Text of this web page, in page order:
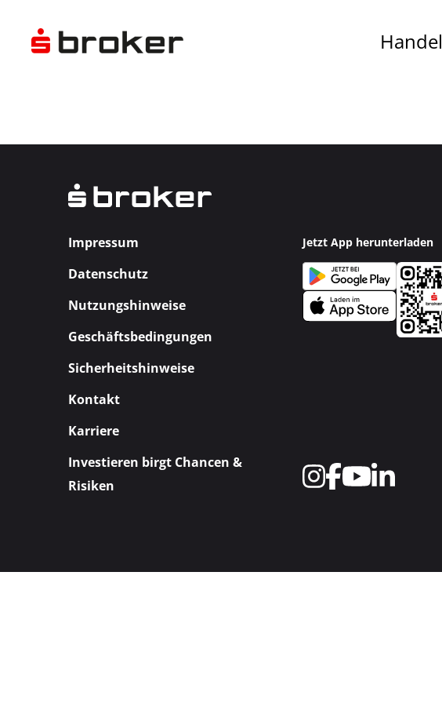
Handel
Impressum
Datenschutz
Nutzungshinweise
Geschäftsbedingungen
Sicherheitshinweise
Kontakt
Karriere
Investieren birgt Chancen &
Risiken
Jetzt App herunterladen